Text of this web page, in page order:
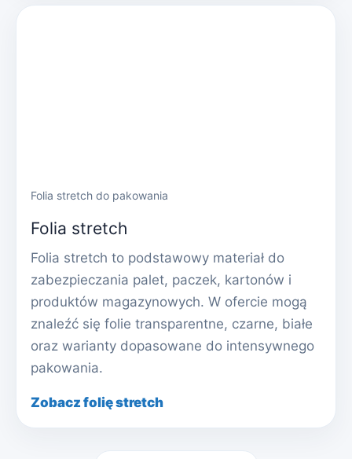
Folia stretch do pakowania
Folia stretch
Folia stretch to podstawowy materiał do
zabezpieczania palet, paczek, kartonów i
produktów magazynowych. W ofercie mogą
znaleźć się folie transparentne, czarne, białe
oraz warianty dopasowane do intensywnego
pakowania.
Zobacz folię stretch